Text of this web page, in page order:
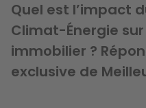
Quel est l’impact
Climat-Énergie
immobilier ?
exclusive de